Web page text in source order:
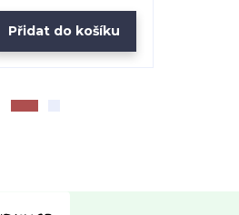
Přidat do košíku